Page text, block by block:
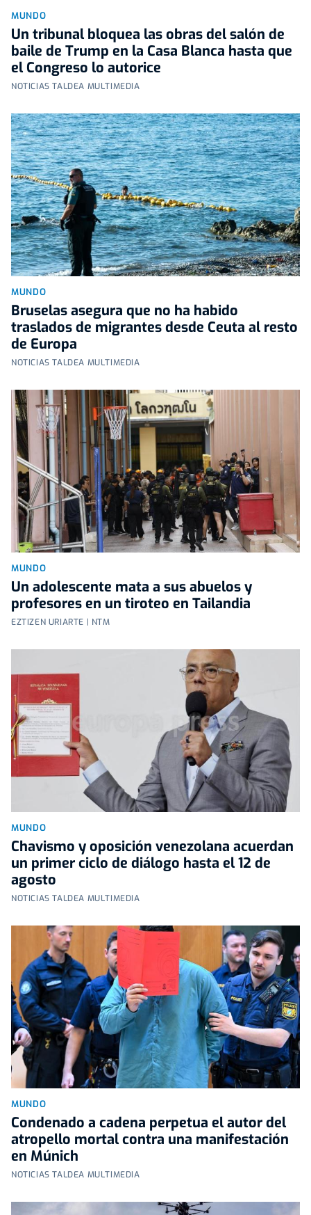
MUNDO
Un tribunal bloquea las obras del salón de
baile de Trump en la Casa Blanca hasta que
el Congreso lo autorice
NOTICIAS TALDEA MULTIMEDIA
MUNDO
Bruselas asegura que no ha habido
traslados de migrantes desde Ceuta al resto
de Europa
NOTICIAS TALDEA MULTIMEDIA
MUNDO
Un adolescente mata a sus abuelos y
profesores en un tiroteo en Tailandia
EZTIZEN URIARTE | NTM
MUNDO
Chavismo y oposición venezolana acuerdan
un primer ciclo de diálogo hasta el 12 de
agosto
NOTICIAS TALDEA MULTIMEDIA
MUNDO
Condenado a cadena perpetua el autor del
atropello mortal contra una manifestación
en Múnich
NOTICIAS TALDEA MULTIMEDIA